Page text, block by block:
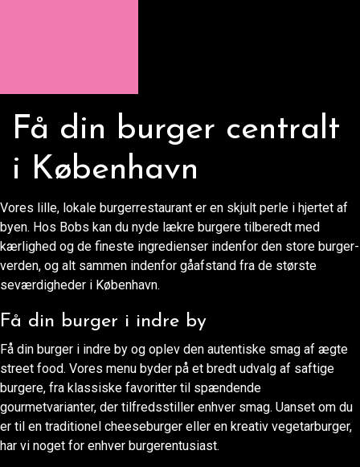
Få din burger centralt
i København
Vores lille, lokale burgerrestaurant er en skjult perle i hjertet af
byen. Hos Bobs kan du nyde lækre burgere tilberedt med
kærlighed og de fineste ingredienser indenfor den store burger-
verden, og alt sammen indenfor gåafstand fra de største
seværdigheder i København.
Få din burger i indre by
Få din burger i indre by og oplev den autentiske smag af ægte
street food. Vores menu byder på et bredt udvalg af saftige
burgere, fra klassiske favoritter til spændende
gourmetvarianter, der tilfredsstiller enhver smag. Uanset om du
er til en traditionel cheeseburger eller en kreativ vegetarburger,
har vi noget for enhver burgerentusiast.